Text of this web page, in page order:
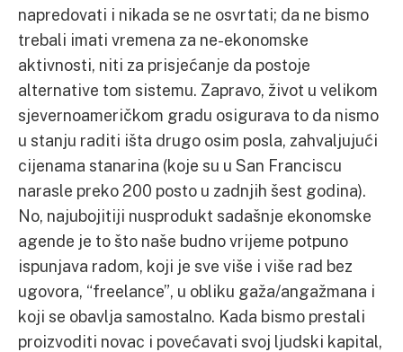
napredovati i nikada se ne osvrtati; da ne bismo
trebali imati vremena za ne-ekonomske
aktivnosti, niti za prisjećanje da postoje
alternative tom sistemu. Zapravo, život u velikom
sjevernoameričkom gradu osigurava to da nismo
u stanju raditi išta drugo osim posla, zahvaljujući
cijenama stanarina (koje su u San Franciscu
narasle preko 200 posto u zadnjih šest godina).
No, najubojitiji nusprodukt sadašnje ekonomske
agende je to što naše budno vrijeme potpuno
ispunjava radom, koji je sve više i više rad bez
ugovora, “freelance”, u obliku gaža/angažmana i
koji se obavlja samostalno. Kada bismo prestali
proizvoditi novac i povećavati svoj ljudski kapital,